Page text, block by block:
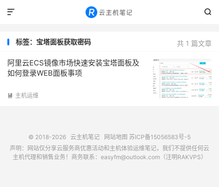


共 1 篇文章
标签：宝塔面板获取密码
阿里云ECS镜像市场快速安装宝塔面板及
如何登录WEB面板事项
 主机运维
© 2018-2026 云主机笔记 网站地图 苏ICP备15056583号-5
声明：网站仅分享云服务商优惠活动和主机体验运维笔记，我们不提供任何云
主机代理和销售业务！商务联系：easyfm@outlook.com（注明RAKVPS）